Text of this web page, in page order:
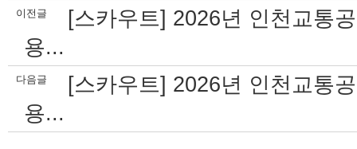
이전글
[스카우트] 2026년 인천교통
용...
다음글
[스카우트] 2026년 인천교통
용...